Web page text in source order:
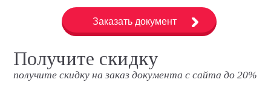
Заказать документ
Получите скидку
получите скидку на заказ документа с сайта до 20%